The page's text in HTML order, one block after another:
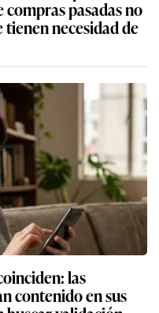
pasadas no
necesidad de
las
contenido en sus